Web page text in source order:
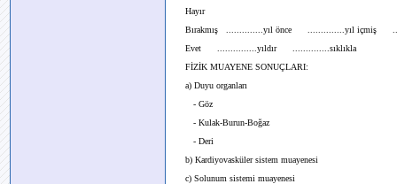
Hayır
Bırakmış ..............yıl önce ..............yıl içmiş
Evet ...............yıldır ..............sıklıkla
FİZİK MUAYENE SONUÇLARI:
a) Duyu organları
- Göz
- Kulak-Burun-Boğaz
- Deri
b) Kardiyovasküler sistem muayenesi
c) Solunum sistemi muayenesi